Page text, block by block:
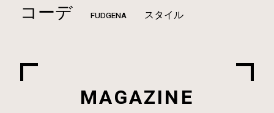
コーデ FUDGENA スタイル
MAGAZINE